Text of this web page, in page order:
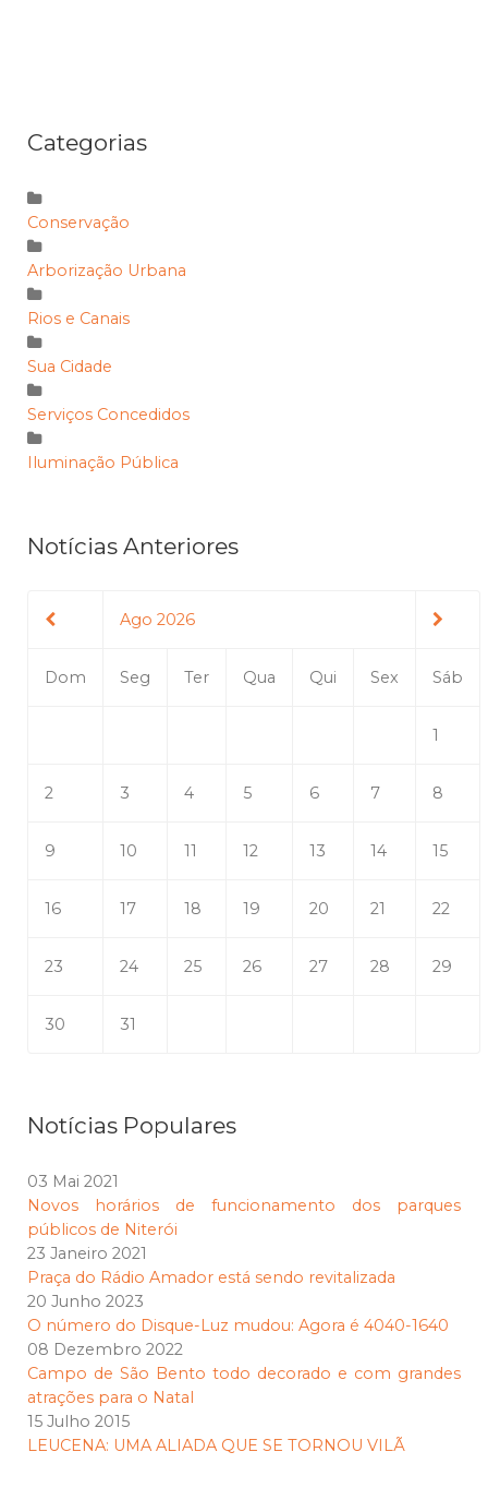
Categorias
Conservação
Arborização Urbana
Rios e Canais
Sua Cidade
Serviços Concedidos
Iluminação Pública
Notícias Anteriores
Ago 2026
Dom Seg Ter Qua Qui Sex Sáb
1
2 3 4 5 6 7 8
9 10 11 12 13 14 15
16 17 18 19 20 21 22
23 24 25 26 27 28 29
30 31
Notícias Populares
03 Mai 2021
Novos horários de funcionamento dos parques
públicos de Niterói
23 Janeiro 2021
Praça do Rádio Amador está sendo revitalizada
20 Junho 2023
O número do Disque-Luz mudou: Agora é 4040-1640
08 Dezembro 2022
Campo de São Bento todo decorado e com grandes
atrações para o Natal
15 Julho 2015
LEUCENA: UMA ALIADA QUE SE TORNOU VILÃ